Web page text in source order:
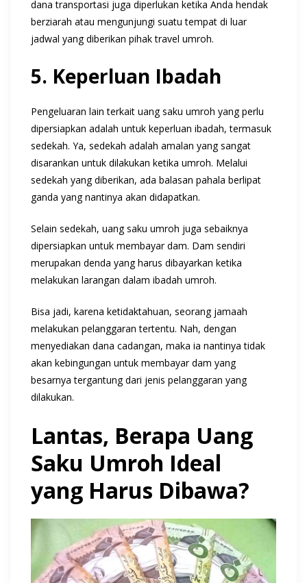
dana transportasi juga diperlukan ketika Anda hendak
berziarah atau mengunjungi suatu tempat di luar
jadwal yang diberikan pihak travel umroh.
5. Keperluan Ibadah
Pengeluaran lain terkait uang saku umroh yang perlu
dipersiapkan adalah untuk keperluan ibadah, termasuk
sedekah. Ya, sedekah adalah amalan yang sangat
disarankan untuk dilakukan ketika umroh. Melalui
sedekah yang diberikan, ada balasan pahala berlipat
ganda yang nantinya akan didapatkan.
Selain sedekah, uang saku umroh juga sebaiknya
dipersiapkan untuk membayar dam. Dam sendiri
merupakan denda yang harus dibayarkan ketika
melakukan larangan dalam ibadah umroh.
Bisa jadi, karena ketidaktahuan, seorang jamaah
melakukan pelanggaran tertentu. Nah, dengan
menyediakan dana cadangan, maka ia nantinya tidak
akan kebingungan untuk membayar dam yang
besarnya tergantung dari jenis pelanggaran yang
dilakukan.
Lantas, Berapa Uang
Saku Umroh Ideal
yang Harus Dibawa?